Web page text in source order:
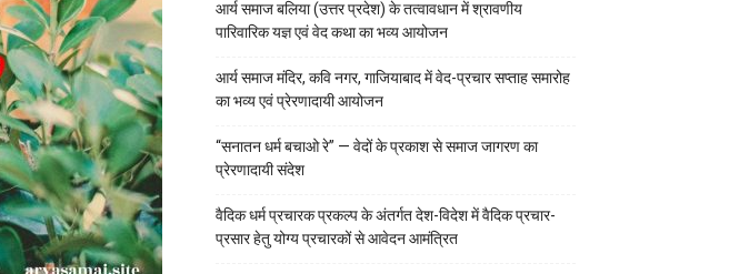
आर्य समाज बलिया (उत्तर प्रदेश) के तत्वावधान में श्रावणीय
पारिवारिक यज्ञ एवं वेद कथा का भव्य आयोजन
आर्य समाज मंदिर, कवि नगर, गाजियाबाद में वेद-प्रचार सप्ताह समारोह
का भव्य एवं प्रेरणादायी आयोजन
“सनातन धर्म बचाओ रे” — वेदों के प्रकाश से समाज जागरण का
प्रेरणादायी संदेश
वैदिक धर्म प्रचारक प्रकल्प के अंतर्गत देश-विदेश में वैदिक प्रचार-
प्रसार हेतु योग्य प्रचारकों से आवेदन आमंत्रित